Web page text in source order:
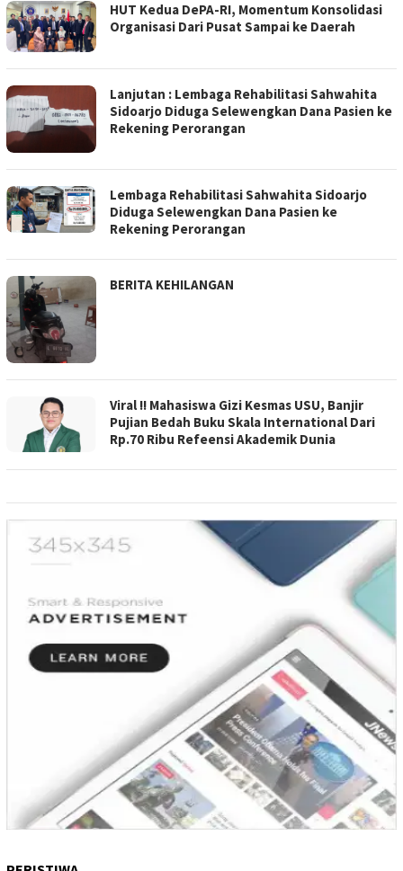
HUT Kedua DePA-RI, Momentum Konsolidasi
Organisasi Dari Pusat Sampai ke Daerah
Lanjutan : Lembaga Rehabilitasi Sahwahita
Sidoarjo Diduga Selewengkan Dana Pasien ke
Rekening Perorangan
Lembaga Rehabilitasi Sahwahita Sidoarjo
Diduga Selewengkan Dana Pasien ke
Rekening Perorangan
BERITA KEHILANGAN
Viral !! Mahasiswa Gizi Kesmas USU, Banjir
Pujian Bedah Buku Skala International Dari
Rp.70 Ribu Refeensi Akademik Dunia